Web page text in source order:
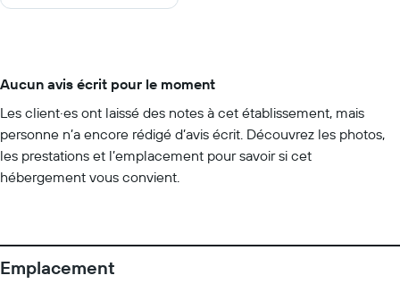
Aucun avis écrit pour le moment
Les client·es ont laissé des notes à cet établissement, mais
personne n’a encore rédigé d’avis écrit. Découvrez les photos,
les prestations et l’emplacement pour savoir si cet
hébergement vous convient.
Emplacement